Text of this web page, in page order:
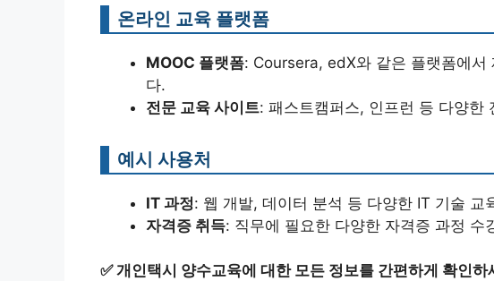
온라인 교육 플랫폼
MOOC 플랫폼: Coursera, edX와 같은 플랫폼에서
다.
전문 교육 사이트: 패스트캠퍼스, 인프런 등 다양한
예시 사용처
IT 과정: 웹 개발, 데이터 분석 등 다양한 IT 기술 교
자격증 취득: 직무에 필요한 다양한 자격증 과정 수
✅개인택시 양수교육에 대한 모든 정보를 간편하게 확인하